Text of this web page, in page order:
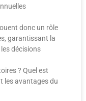
donc un rôle
garantissant la
décisions
? Quel est
les avantages du